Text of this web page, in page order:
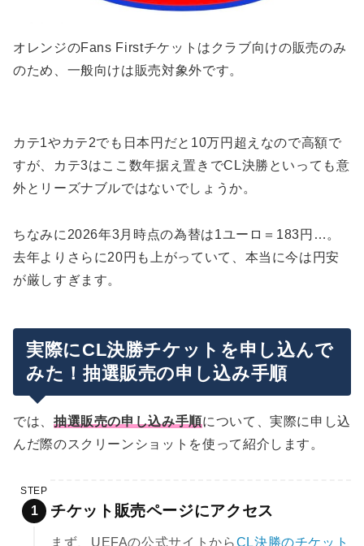
オレンジのFans Firstチケットはクラブ向けの販売のみ
のため、一般向けは販売対象外です。
カテ1やカテ2でも日本円だと10万円超えなので高額で
すが、カテ3はここ数年据え置きでCL決勝といっても意
外とリーズナブルではないでしょうか。
ちなみに2026年3月時点の為替は1ユーロ＝183円…。
去年よりさらに20円も上がっていて、本当に今は円安
が厳しすぎます。
実際にCL決勝チケットを申し込んで
みた！抽選販売の申し込み手順
では、 抽選販売の申し込み手順について、実際に申し込
んだ際のスクリーンショットを使って紹介します。
STEP
チケット販売ページにアクセス
まず、UEFAの公式サイトからCL決勝のチケット